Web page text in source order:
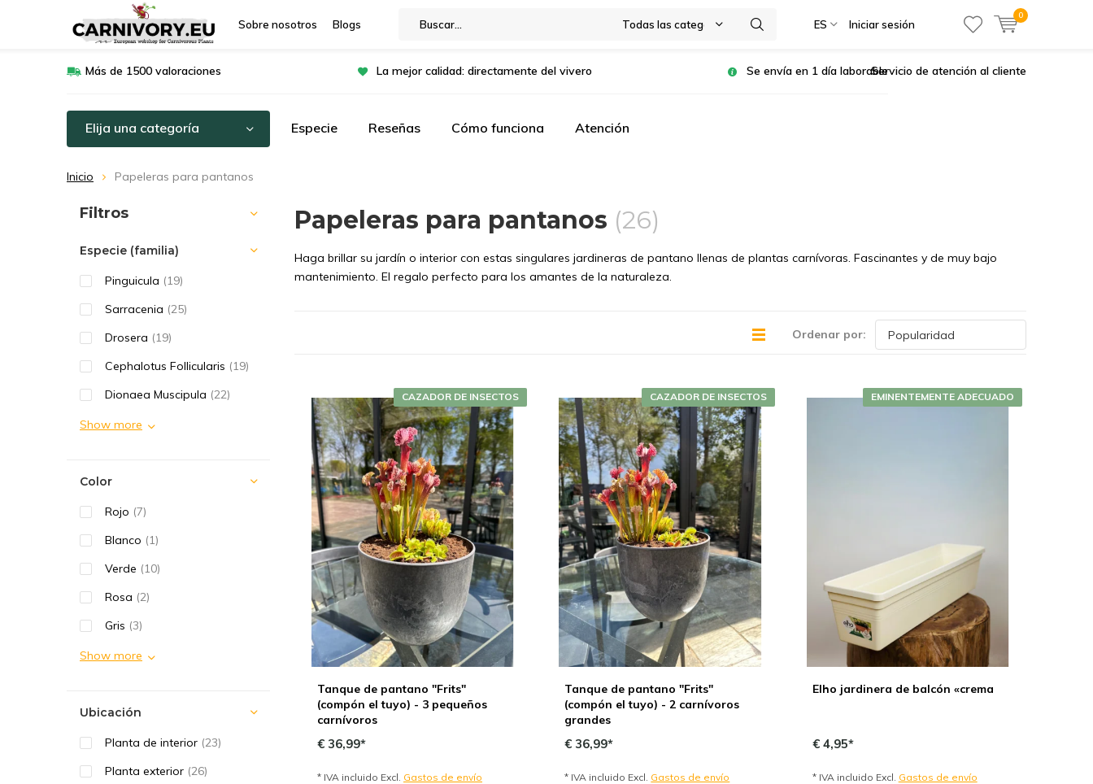
Sobre nosotros Blogs Todas las categorías ES Iniciar sesión
0
Más de 1500 valoraciones La mejor calidad: directamente del vivero Se envía en 1 día laborableServicio de atención al cliente
Elija una categoría Especie Reseñas Cómo funciona Atención
Inicio Papeleras para pantanos
Papeleras para pantanos (26)
Haga brillar su jardín o interior con estas singulares jardineras de pantano llenas de plantas carnívoras. Fascinantes y de muy bajo
mantenimiento. El regalo perfecto para los amantes de la naturaleza.
Ordenar por:
Tanque de pantano "Frits"
(compón el tuyo) - 3 pequeños
carnívoros
CAZADOR DE INSECTOS
€ 36,99*
* IVA incluido Excl. Gastos de envío
Tanque de pantano "Frits"
(compón el tuyo) - 2 carnívoros
grandes
CAZADOR DE INSECTOS
€ 36,99*
* IVA incluido Excl. Gastos de envío
Elho jardinera de balcón «crema
EMINENTEMENTE ADECUADO
€ 4,95*
* IVA incluido Excl. Gastos de envío
Ordenar por:
Filtros
Especie (familia)
Pinguicula (19)
Sarracenia (25)
Drosera (19)
Cephalotus Follicularis (19)
Dionaea Muscipula (22)
Show more
Color
Rojo (7)
Blanco (1)
Verde (10)
Rosa (2)
Gris (3)
Show more
Ubicación
Planta de interior (23)
Planta exterior (26)